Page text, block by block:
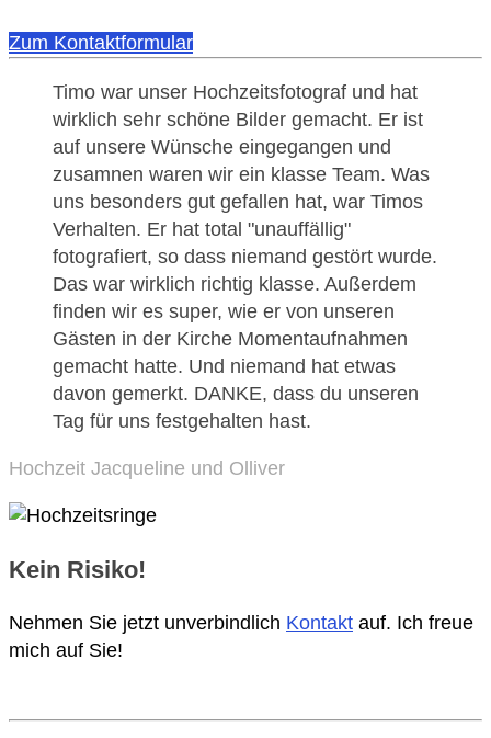
Zum Kontaktformular
Timo war unser Hochzeitsfotograf und hat
wirklich sehr schöne Bilder gemacht. Er ist
auf unsere Wünsche eingegangen und
zusamnen waren wir ein klasse Team. Was
uns besonders gut gefallen hat, war Timos
Verhalten. Er hat total "unauffällig"
fotografiert, so dass niemand gestört wurde.
Das war wirklich richtig klasse. Außerdem
finden wir es super, wie er von unseren
Gästen in der Kirche Momentaufnahmen
gemacht hatte. Und niemand hat etwas
davon gemerkt. DANKE, dass du unseren
Tag für uns festgehalten hast.
Hochzeit Jacqueline und Olliver
Kein Risiko!
Nehmen Sie jetzt unverbindlich Kontakt auf. Ich freue
mich auf Sie!